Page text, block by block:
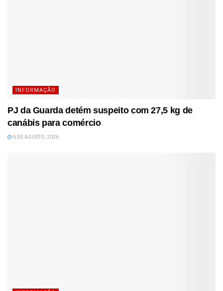
INFORMAÇÃO
PJ da Guarda detém suspeito com 27,5 kg de
canábis para comércio
6 DE AGOSTO, 2026